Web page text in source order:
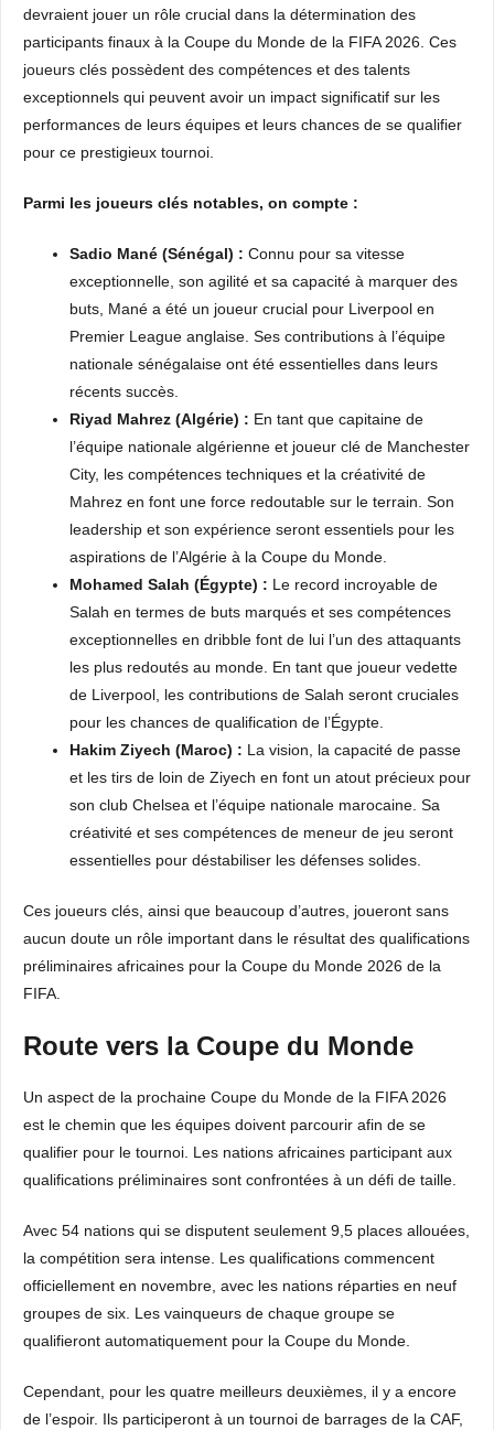
devraient jouer un rôle crucial dans la détermination des
participants finaux à la Coupe du Monde de la FIFA 2026. Ces
joueurs clés possèdent des compétences et des talents
exceptionnels qui peuvent avoir un impact significatif sur les
performances de leurs équipes et leurs chances de se qualifier
pour ce prestigieux tournoi.
Parmi les joueurs clés notables, on compte :
Sadio Mané (Sénégal) : Connu pour sa vitesse
exceptionnelle, son agilité et sa capacité à marquer des
buts, Mané a été un joueur crucial pour Liverpool en
Premier League anglaise. Ses contributions à l’équipe
nationale sénégalaise ont été essentielles dans leurs
récents succès.
Riyad Mahrez (Algérie) : En tant que capitaine de
l’équipe nationale algérienne et joueur clé de Manchester
City, les compétences techniques et la créativité de
Mahrez en font une force redoutable sur le terrain. Son
leadership et son expérience seront essentiels pour les
aspirations de l’Algérie à la Coupe du Monde.
Mohamed Salah (Égypte) : Le record incroyable de
Salah en termes de buts marqués et ses compétences
exceptionnelles en dribble font de lui l’un des attaquants
les plus redoutés au monde. En tant que joueur vedette
de Liverpool, les contributions de Salah seront cruciales
pour les chances de qualification de l’Égypte.
Hakim Ziyech (Maroc) : La vision, la capacité de passe
et les tirs de loin de Ziyech en font un atout précieux pour
son club Chelsea et l’équipe nationale marocaine. Sa
créativité et ses compétences de meneur de jeu seront
essentielles pour déstabiliser les défenses solides.
Ces joueurs clés, ainsi que beaucoup d’autres, joueront sans
aucun doute un rôle important dans le résultat des qualifications
préliminaires africaines pour la Coupe du Monde 2026 de la
FIFA.
Route vers la Coupe du Monde
Un aspect de la prochaine Coupe du Monde de la FIFA 2026
est le chemin que les équipes doivent parcourir afin de se
qualifier pour le tournoi. Les nations africaines participant aux
qualifications préliminaires sont confrontées à un défi de taille.
Avec 54 nations qui se disputent seulement 9,5 places allouées,
la compétition sera intense. Les qualifications commencent
officiellement en novembre, avec les nations réparties en neuf
groupes de six. Les vainqueurs de chaque groupe se
qualifieront automatiquement pour la Coupe du Monde.
Cependant, pour les quatre meilleurs deuxièmes, il y a encore
de l’espoir. Ils participeront à un tournoi de barrages de la CAF,